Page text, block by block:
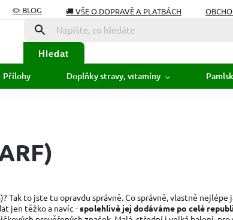
✏️ BLOG 🚚 VŠE O DOPRAVĚ A PLATBÁCH
SLOVNÍK POJMŮ
Hledat
Přílohy Doplňky stravy, vitamíny
Tak to jste tu opravdu správně. Co správně, vlastně nejlépe
jen těžko a navíc -spolehlivě jej dodáváme po celé